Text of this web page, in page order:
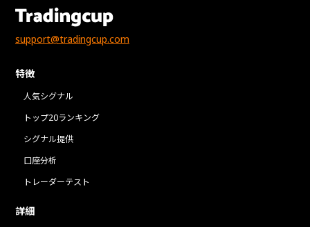
support@tradingcup.com
特徴
人気シグナル
トップ20ランキング
シグナル提供
口座分析
トレーダーテスト
詳細